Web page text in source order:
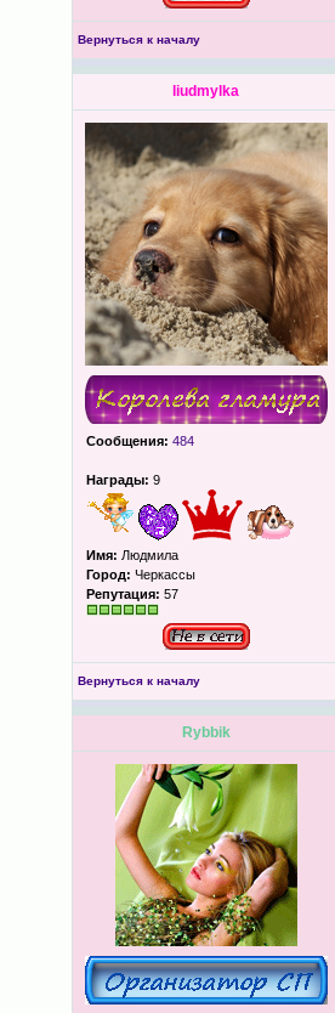
Вернуться к началу
liudmylka
Сообщения: 484
Награды: 9
Имя: Людмила
Город: Черкассы
Репутация: 57
Вернуться к началу
Rybbik